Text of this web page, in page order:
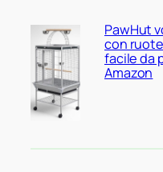
PawHut
con
facile da
Amazon